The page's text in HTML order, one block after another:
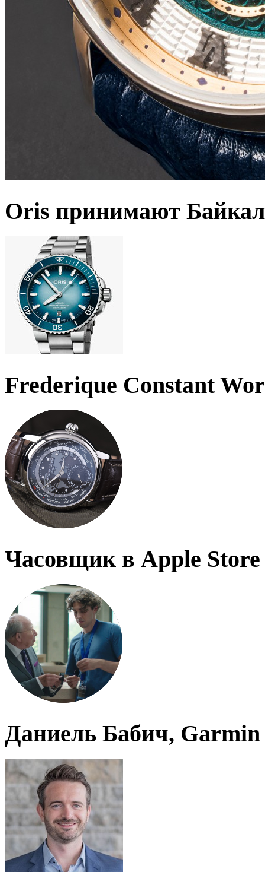
Oris принимают
Frederique Constant
Часовщик в Apple Store
Даниель Бабич, Garmin